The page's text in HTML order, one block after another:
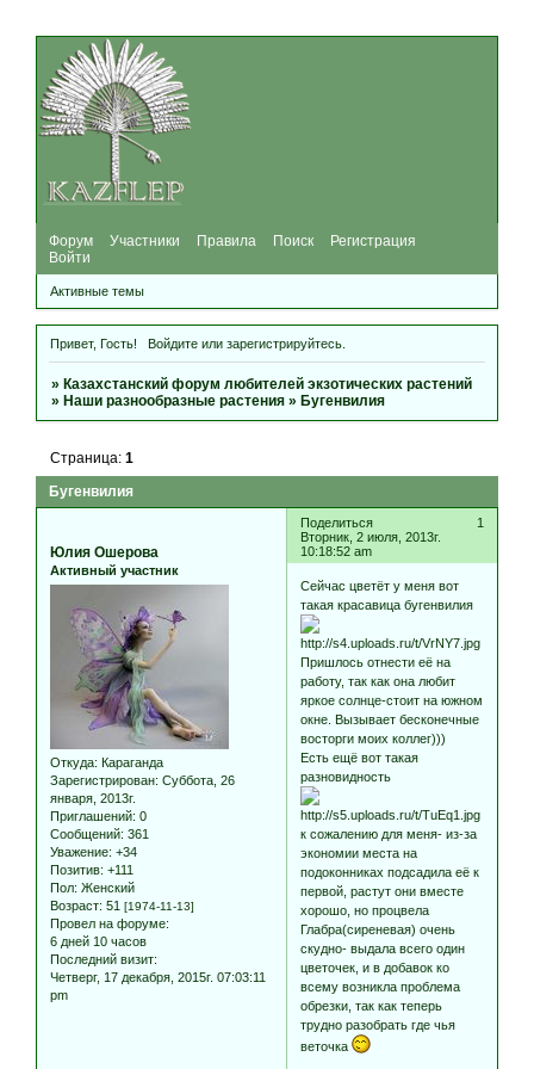
Форум Участники Правила Поиск
Регистрация
Войти
Активные темы
Привет, Гость! Войдитеили зарегистрируйтесь.
»Казахстанский форум любителей экзотических растений
»Наши разнообразные растения »Бугенвилия
Бугенвилия
Страница:1
Поделиться
1
Вторник, 2 июля, 2013г.
10:18:52 am
Юлия Ошерова
Активный участник
Откуда: Караганда
Зарегистрирован: Суббота, 26
января, 2013г.
Приглашений: 0
Сообщений: 361
Уважение: +34
Позитив: +111
Пол: Женский
Возраст: 51 [1974-11-13]
Провел на форуме:
6 дней 10 часов
Последний визит:
Четверг, 17 декабря, 2015г. 07:03:11
pm
Сейчас цветёт у меня вот
такая красавица бугенвилия
Пришлось отнести её на
работу, так как она любит
яркое солнце-стоит на южном
окне. Вызывает бесконечные
восторги моих коллег)))
Есть ещё вот такая
разновидность
к сожалению для меня- из-за
экономии места на
подоконниках подсадила её к
первой, растут они вместе
хорошо, но процвела
Глабра(сиреневая) очень
скудно- выдала всего один
цветочек, и в добавок ко
всему возникла проблема
обрезки, так как теперь
трудно разобрать где чья
веточка